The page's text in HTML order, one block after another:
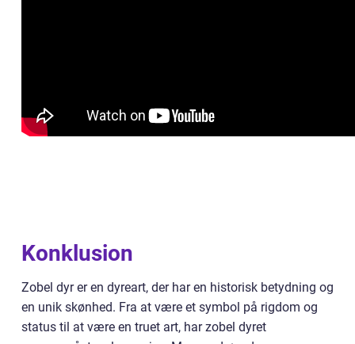
Konklusion
Zobel dyr er en dyreart, der har en historisk betydning og
en unik skønhed. Fra at være et symbol på rigdom og
status til at være en truet art, har zobel dyret